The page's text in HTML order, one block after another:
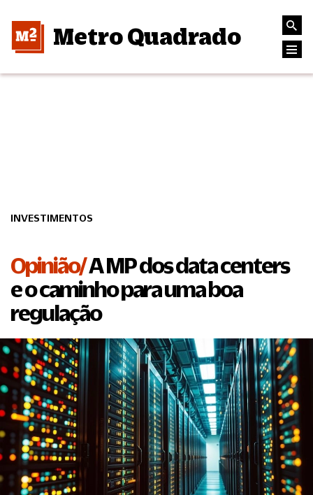
Metro Quadrado
INVESTIMENTOS
Opinião/A MP dos data centers
e o caminho para uma boa
regulação